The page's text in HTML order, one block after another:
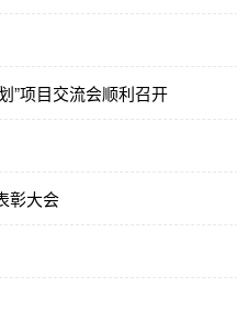
”项目交流会顺利召开
彰大会